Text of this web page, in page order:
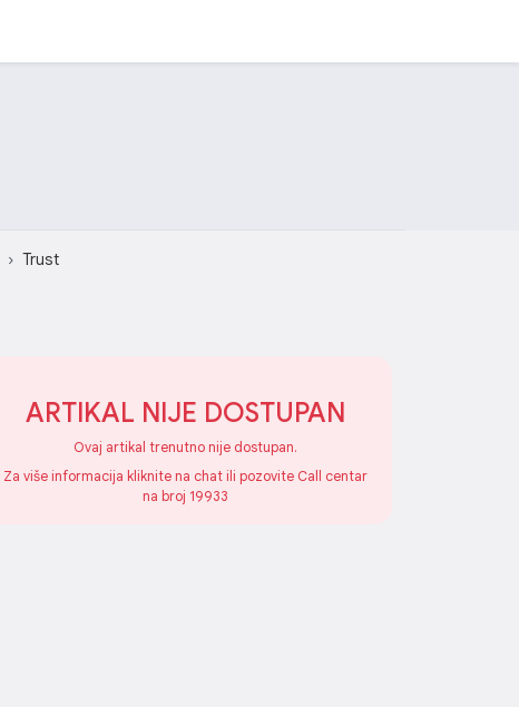
Trust
ARTIKAL NIJE DOSTUPAN
Ovaj artikal trenutno nije dostupan.
Za više informacija kliknite na chat ili pozovite Call centar
na broj 19933